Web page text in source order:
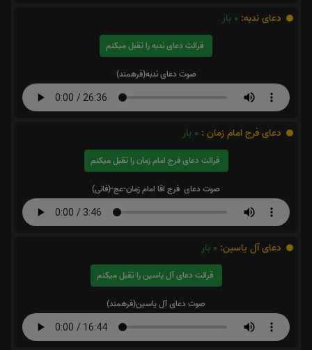
دعای ندبه: 0 بار
قرائت دعای ندبه را تقبل میکنم
صوت دعای ندبه(فرهمند)
دعای فرج امام زمان : 0 بار
قرائت دعای فرج امام زمان را تقبل میکنم
صوت دعای فرج اقا امام زمان-عج-(فانی)
دعای آل یاسین: 0 بار
قرائت دعای آل یاسین را تقبل میکنم
صوت دعای آل یاسین(فرهمند)